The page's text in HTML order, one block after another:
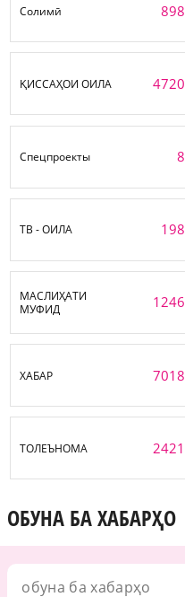
Солимӣ 898
ҚИССАҲОИ ОИЛА 4720
Спецпроекты 8
ТВ - ОИЛА 198
МАСЛИҲАТИ
МУФИД
1246
ХАБАР 7018
ТОЛЕЪНОМА 2421
ОБУНА БА ХАБАРҲО